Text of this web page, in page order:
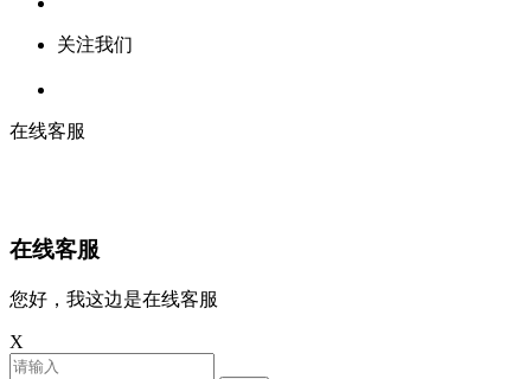
关注我们
在线客服
在线客服
您好，我这边是在线客服
X